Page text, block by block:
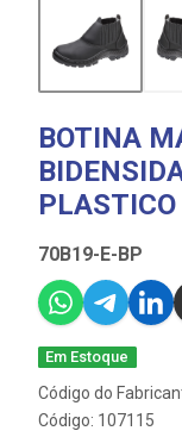
BOTINA
70B19-E-BP
Em Estoque
Código do
Código: 107115